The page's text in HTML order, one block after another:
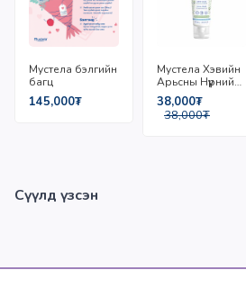
Мустела бэлгийн
багц
145,000₮
Мустела Хэвийн
Арьсны Нүүрний
Тос 40мл
38,000₮
38,000₮
Сүүлд үзсэн